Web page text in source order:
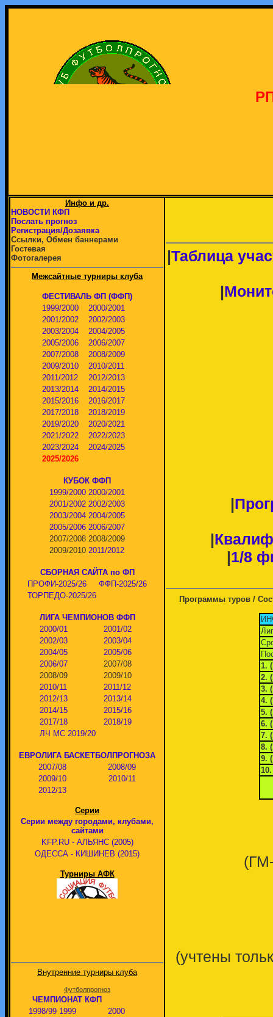
Инфо и др.
НОВОСТИ КФП
Послать прогноз
Регистрация/Дозаявка
Ссылки, Обмен баннерами
Гостевая
Фотогалерея
Межсайтные турниры клуба
ФЕСТИВАЛЬ ФП (ФФП)
1999/2000
2000/2001
2001/2002
2002/2003
2003/2004
2004/2005
2005/2006
2006/2007
2007/2008
2008/2009
2009/2010
2010/2011
2011/2012
2012/2013
2013/2014
2014/2015
2015/2016
2016/2017
2017/2018
2018/2019
2019/2020
2020/2021
2021/2022
2022/2023
2023/2024
2024/2025
2025/2026
КУБОК ФФП
1999/2000 2000/2001
2001/2002 2002/2003
2003/2004 2004/2005
2005/2006 2006/2007
2007/2008 2008/2009
2009/2010 2011/2012
СБОРНАЯ САЙТА по ФП
ПРОФИ-2025/26
ФФП-2025/26
ТОРПЕДО-2025/26
ЛИГА ЧЕМПИОНОВ ФФП
2000/01
2001/02
2002/03
2003/04
2004/05
2005/06
2006/07
2007/08
2008/09
2009/10
2010/11
2011/12
2012/13
2013/14
2014/15
2015/16
2017/18
2018/19
ЛЧ МС 2019/20
ЕВРОЛИГА БАСКЕТБОЛПРОГНОЗА
2007/08
2008/09
2009/10
2010/11
2012/13
Серии
Серии между городами, клубами,
сайтами
KFP.RU - АЛЬЯНС (2005)
ОДЕССА - КИШИНЕВ (2015)
Турниры АФК
Внутренние турниры клуба
Футболпрогноз
ЧЕМПИОНАТ КФП
1998/99 1999
2000
|Таблица
|
|
|
|1/8
Программы туров /
1.
2.
3.
4.
5.
6.
7.
8.
9.
(учтены